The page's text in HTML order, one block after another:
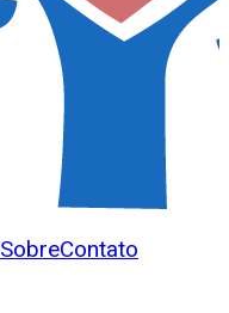
SobreContato